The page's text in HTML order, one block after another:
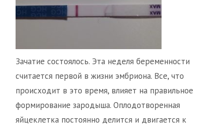
Зачатие состоялось. Эта неделя беременности
считается первой в жизни эмбриона. Все, что
происходит в это время, влияет на правильное
формирование зародыша. Оплодотворенная
яйцеклетка постоянно делится и двигается к